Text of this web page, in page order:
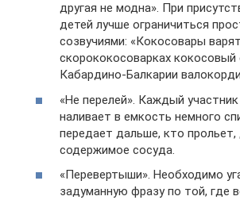
другая не модна». При
детей лучше ограничиться
созвучиями: «Кокосовары
скорококосоварках кокосовый
Кабардино-Балкарии
«Не перелей». Каждый
наливает в емкость немного
передает дальше, кто
содержимое сосуда.
«Перевертыши». Необходимо
задуманную фразу по той, где